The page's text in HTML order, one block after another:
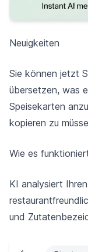
Neuigkeiten
Sie können jetzt
übersetzen, was
Speisekarten
kopieren zu
Wie es
KI analysiert
und